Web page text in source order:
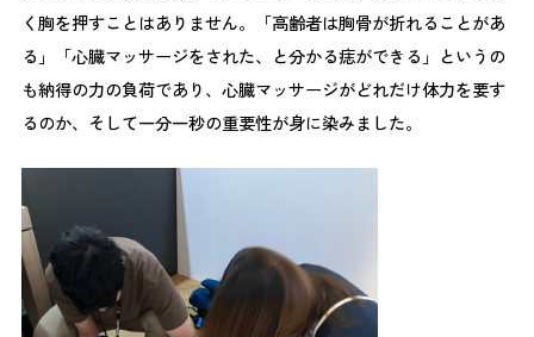
く胸を押すことはありません。「高齢者は胸骨が折れることがあ
る」「心臓マッサージをされた、と分かる痣ができる」というの
も納得の力の負荷であり、心臓マッサージがどれだけ体力を要す
るのか、そして一分一秒の重要性が身に染みました。